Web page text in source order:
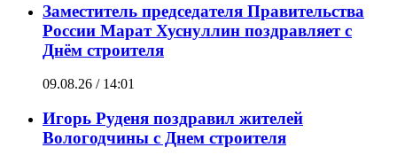
Заместитель председателя Правительства
России Марат Хуснуллин поздравляет с
Днём строителя
09.08.26 / 14:01
Игорь Руденя поздравил жителей
Вологодчины с Днем строителя